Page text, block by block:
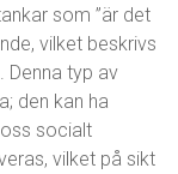
som ”är det
vilket beskrivs
. Denna typ av
den kan ha
socialt
vilket på sikt